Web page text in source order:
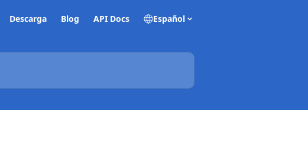
Descarga Blog API Docs Español